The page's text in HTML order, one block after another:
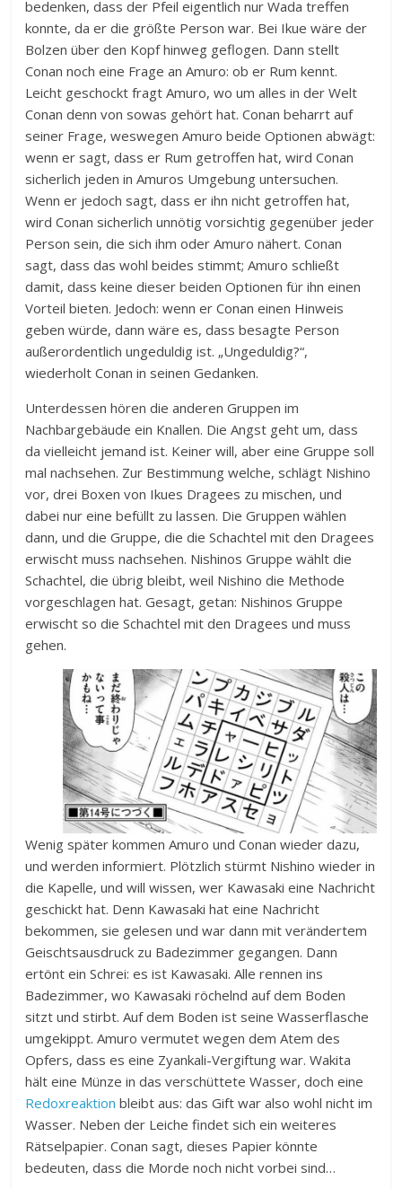
bedenken, dass der Pfeil eigentlich nur Wada treffen
konnte, da er die größte Person war. Bei Ikue wäre der
Bolzen über den Kopf hinweg geflogen. Dann stellt
Conan noch eine Frage an Amuro: ob er Rum kennt.
Leicht geschockt fragt Amuro, wo um alles in der Welt
Conan denn von sowas gehört hat. Conan beharrt auf
seiner Frage, weswegen Amuro beide Optionen abwägt:
wenn er sagt, dass er Rum getroffen hat, wird Conan
sicherlich jeden in Amuros Umgebung untersuchen.
Wenn er jedoch sagt, dass er ihn nicht getroffen hat,
wird Conan sicherlich unnötig vorsichtig gegenüber jeder
Person sein, die sich ihm oder Amuro nähert. Conan
sagt, dass das wohl beides stimmt; Amuro schließt
damit, dass keine dieser beiden Optionen für ihn einen
Vorteil bieten. Jedoch: wenn er Conan einen Hinweis
geben würde, dann wäre es, dass besagte Person
außerordentlich ungeduldig ist. „Ungeduldig?“,
wiederholt Conan in seinen Gedanken.
Unterdessen hören die anderen Gruppen im
Nachbargebäude ein Knallen. Die Angst geht um, dass
da vielleicht jemand ist. Keiner will, aber eine Gruppe soll
mal nachsehen. Zur Bestimmung welche, schlägt Nishino
vor, drei Boxen von Ikues Dragees zu mischen, und
dabei nur eine befüllt zu lassen. Die Gruppen wählen
dann, und die Gruppe, die die Schachtel mit den Dragees
erwischt muss nachsehen. Nishinos Gruppe wählt die
Schachtel, die übrig bleibt, weil Nishino die Methode
vorgeschlagen hat. Gesagt, getan: Nishinos Gruppe
erwischt so die Schachtel mit den Dragees und muss
gehen.
Wenig später kommen Amuro und Conan wieder dazu,
und werden informiert. Plötzlich stürmt Nishino wieder in
die Kapelle, und will wissen, wer Kawasaki eine Nachricht
geschickt hat. Denn Kawasaki hat eine Nachricht
bekommen, sie gelesen und war dann mit verändertem
Geischtsausdruck zu Badezimmer gegangen. Dann
ertönt ein Schrei: es ist Kawasaki. Alle rennen ins
Badezimmer, wo Kawasaki röchelnd auf dem Boden
sitzt und stirbt. Auf dem Boden ist seine Wasserflasche
umgekippt. Amuro vermutet wegen dem Atem des
Opfers, dass es eine Zyankali-Vergiftung war. Wakita
hält eine Münze in das verschüttete Wasser, doch eine
Redoxreaktion bleibt aus: das Gift war also wohl nicht im
Wasser. Neben der Leiche findet sich ein weiteres
Rätselpapier. Conan sagt, dieses Papier könnte
bedeuten, dass die Morde noch nicht vorbei sind…